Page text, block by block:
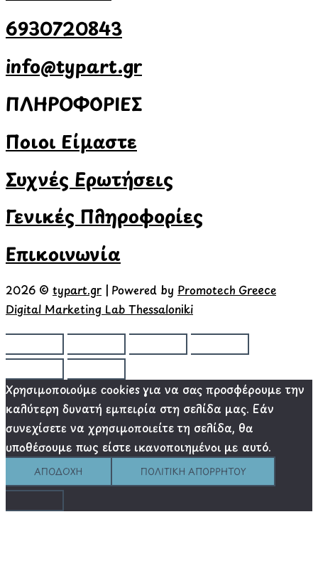
6930720843
info@typart.gr
ΠΛΗΡΟΦΟΡΙΕΣ
Ποιοι Είμαστε
Συχνές Ερωτήσεις
Γενικές Πληροφορίες
Επικοινωνία
2026 © typart.gr | Powered by Promotech Greece
Digital Marketing Lab Thessaloniki
Χρησιμοποιούμε cookies για να σας προσφέρουμε την
καλύτερη δυνατή εμπειρία στη σελίδα μας. Εάν
συνεχίσετε να χρησιμοποιείτε τη σελίδα, θα
υποθέσουμε πως είστε ικανοποιημένοι με αυτό.
ΑΠΟΔΟΧΉ ΠΟΛΙΤΙΚΉ ΑΠΟΡΡΉΤΟΥ